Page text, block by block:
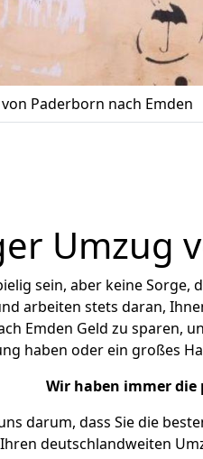
Paderborn nach Emden
Umzug
sein, aber keine Sorge,
arbeiten stets daran,
Emden Geld zu sparen,
haben oder ein großes
Wir haben immer die
darum, dass Sie die
deutschlandweiten